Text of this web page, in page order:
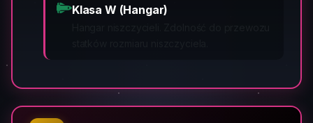
Klasa W (Hangar)